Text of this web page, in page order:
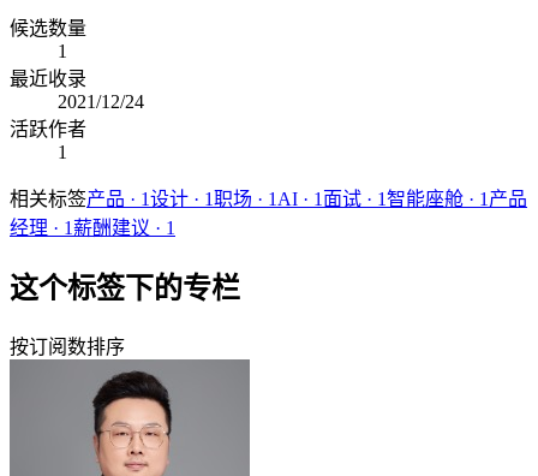
候选数量
1
最近收录
2021/12/24
活跃作者
1
相关标签产品 · 1设计 · 1职场 · 1 AI · 1 面试 · 1智能座舱 · 1 产品
经理 · 1薪酬建议 · 1
这个标签下的专栏
按订阅数排序